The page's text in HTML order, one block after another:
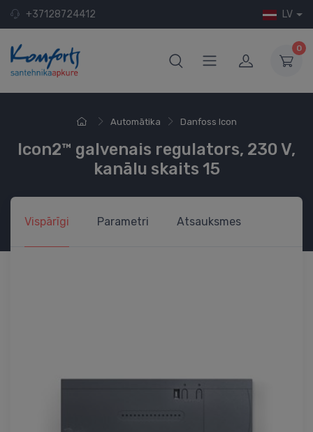
+37128724412 LV
0
Automātika Danfoss Icon
Icon2™ galvenais regulators, 230 V,
kanālu skaits 15
Vispārīgi Parametri Atsauksmes